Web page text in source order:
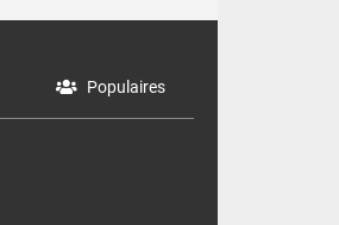
Populaires